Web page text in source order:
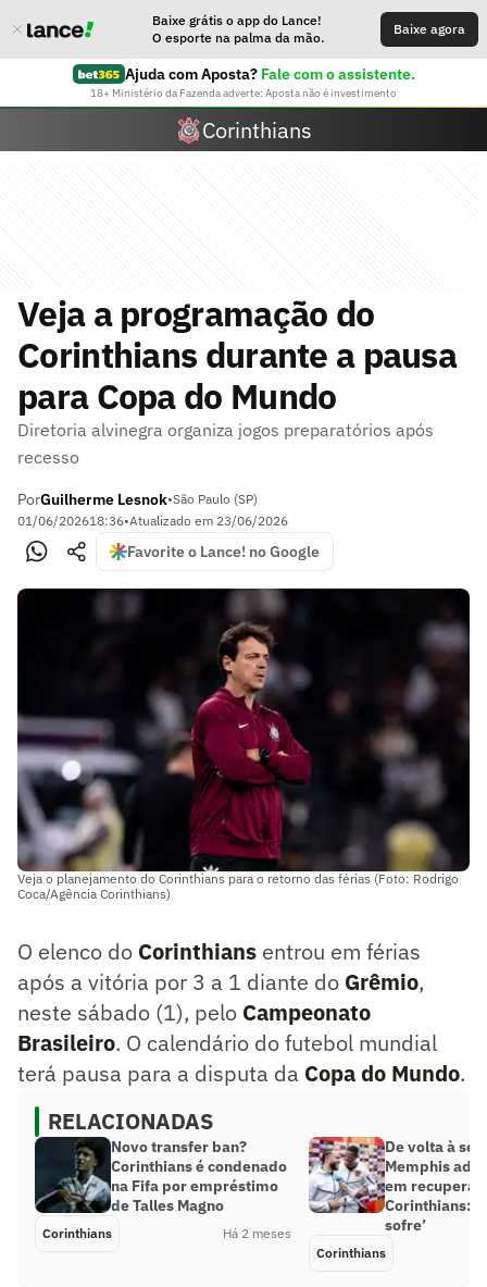
Baixe grátis o app do Lance!
O esporte na palma da mão.
Baixe agora
Ajuda com Aposta? Fale com o assistente.
18+ Ministério da Fazenda adverte: Aposta não é investimento
Corinthians
Veja a programação do
Corinthians durante a pausa
para Copa do Mundo
Diretoria alvinegra organiza jogos preparatórios após
recesso
PorGuilherme Lesnok•São Paulo (SP)
01/06/202618:36•Atualizado em 23/06/2026
Favorite o Lance! no Google
Veja o planejamento do Corinthians para o retorno das férias (Foto: Rodrigo
Coca/Agência Corinthians)
O elenco do Corinthians entrou em férias
após a vitória por 3 a 1 diante do Grêmio,
neste sábado (1), pelo Campeonato
Brasileiro. O calendário do futebol mundial
terá pausa para a disputa da Copa do Mundo.
RELACIONADAS
Novo transfer ban?
Corinthians é condenado
na Fifa por empréstimo
de Talles Magno
Corinthians Há 2 meses
De volta à
Memphis
em
Corinthians:
sofre’
Corinthians